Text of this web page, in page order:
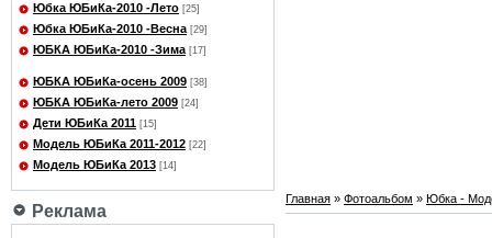
Юбка ЮБиКа-2010 -Лето [25]
Юбка ЮБиКа-2010 -Весна [29]
ЮБКА ЮБиКа-2010 -Зима [17]
ЮБКА ЮБиКа-осень 2009 [38]
ЮБКА ЮБиКа-лето 2009 [24]
Дети ЮБиКа 2011 [15]
Модель ЮБиКа 2011-2012 [22]
Модель ЮБиКа 2013 [14]
Реклама
Главная » Фотоальбом » Юбка -